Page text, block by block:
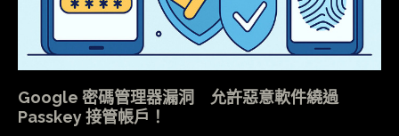
Google 密碼管理器漏洞 允許惡意軟件繞過
Passkey 接管帳戶！